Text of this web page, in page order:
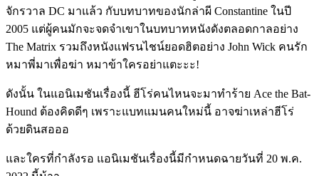
จักรวาล DC มาแล้ว กับบทบาทของนักล่าผี Constantine ในปี
2005 แต่ผู้คนมักจะจดจำเขาในบทบาทหนังดังตลอดกาลอย่าง
The Matrix รวมถึงหนังแฟรนไชน์ยอดฮิตอย่าง John Wick คนรัก
หมาพี่มาเพื่อฆ่า หมาข้าใครอย่าแตะะะ!
ดังนั้น ในแอนิเมชันเรื่องนี้ ฮีโร่คนไหนจะมาทำร้าย Ace the Bat-
Hound ต้องคิดดีๆ เพราะแบทแมนคนใหม่นี้ อาจฆ่าเหล่าฮีโร่
ด้วยดินสอออ
และใครที่กำลังรอ แอนิเมชันเรื่องนี้มีกำหนดฉายวันที่ 20 พ.ค.